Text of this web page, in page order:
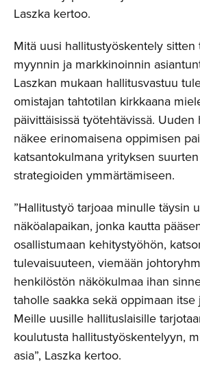
Laszka kertoo.
Mitä uusi hallitustyöskentely sitten
myynnin ja markkinoinnin
Laszkan mukaan hallitusvastuu
omistajan tahtotilan kirkkaana
päivittäisissä työtehtävissä.
näkee erinomaisena oppimisen
katsantokulmana yrityksen
strategioiden ymmärtämiseen.
”Hallitustyö tarjoaa minulle täysin
näköalapaikan, jonka kautta
osallistumaan kehitystyöhön,
tulevaisuuteen, viemään
henkilöstön näkökulmaa ihan
taholle saakka sekä oppimaan itse
Meille uusille hallituslaisille
koulutusta hallitustyöskentelyyn,
asia”, Laszka kertoo.